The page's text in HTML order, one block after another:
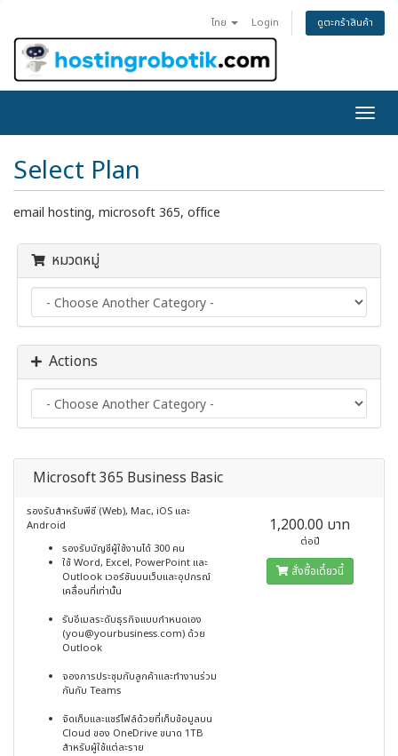
ไทย Login ดูตะกร้าสินค้า
Select Plan
email hosting, microsoft 365, office
หมวดหมู่
Actions
Microsoft 365 Business Basic
รองรับสำหรับพีซี (Web), Mac, iOS และ
Android
รองรับบัญชีผู้ใช้งานได้ 300 คน
ใช้ Word, Excel, PowerPoint และ
Outlook เวอร์ชันบนเว็บและอุปกรณ์
เคลื่อนที่เท่านั้น
รับอีเมลระดับธุรกิจแบบกำหนดเอง
(you@yourbusiness.com) ด้วย
Outlook
จองการประชุมกับลูกค้าและทำงานร่วม
กันกับ Teams
จัดเก็บและแชร์ไฟล์ด้วยที่เก็บข้อมูลบน
Cloud ของ OneDrive ขนาด 1TB
สำหรับผู้ใช้แต่ละราย
1,200.00 บาท
ต่อปี
สั่งซื้อเดี๋ยวนี้